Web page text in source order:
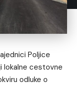
Poljice
lokalne cestovne
odluke o